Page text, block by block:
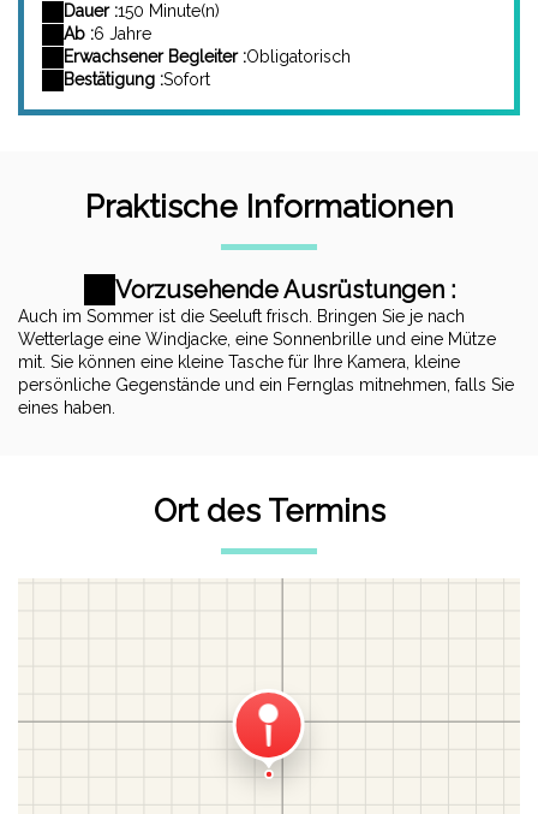
Dauer :150 Minute(n)
Ab :
6 Jahre
Erwachsener Begleiter :Obligatorisch
Bestätigung :Sofort
Praktische Informationen
Vorzusehende Ausrüstungen :
Auch im Sommer ist die Seeluft frisch. Bringen Sie je nach
Wetterlage eine Windjacke, eine Sonnenbrille und eine Mütze
mit. Sie können eine kleine Tasche für Ihre Kamera, kleine
persönliche Gegenstände und ein Fernglas mitnehmen, falls Sie
eines haben.
Ort des Termins